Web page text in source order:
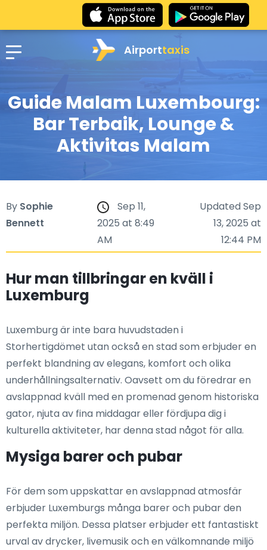
Airporttaxis
Guide Malam Luxembourg:
Bar Terbaik, Lounge &
Aktivitas Malam
By Sophie
Bennett
Sep 11,
2025 at 8:49
AM
Updated Sep
13, 2025 at
12:44 PM
Hur man tillbringar en kväll i
Luxemburg
Luxemburg är inte bara huvudstaden i
Storhertigdömet utan också en stad som erbjuder en
perfekt blandning av elegans, komfort och olika
underhållningsalternativ. Oavsett om du föredrar en
avslappnad kväll med en promenad genom historiska
gator, njuta av fina middagar eller fördjupa dig i
kulturella aktiviteter, har denna stad något för alla.
Mysiga barer och pubar
För dem som uppskattar en avslappnad atmosfär
erbjuder Luxemburgs många barer och pubar den
perfekta miljön. Dessa platser erbjuder ett fantastiskt
urval av drycker, livemusik och en välkomnande miljö